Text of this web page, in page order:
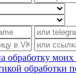
обработку
обработки